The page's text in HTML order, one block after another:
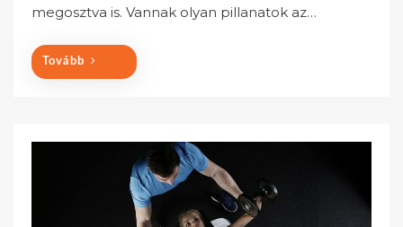
megosztva is. Vannak olyan pillanatok az…
Tovább